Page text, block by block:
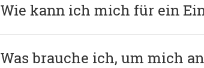
Wie kann ich mich für ein
Was brauche ich, um mich